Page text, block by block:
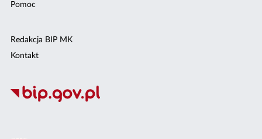
Pomoc
Redakcja BIP MK
Kontakt